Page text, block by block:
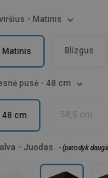
pusė - 48 cm
48 cm 58,5 cm
- Juodas - (parodyk
- Matinis
Blizgus
Matinis